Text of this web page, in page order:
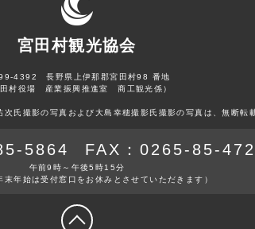
宮田村観光協会
4392 長野県上伊那郡宮田村98 番地
田村役場 産業振興推進室 商工観光係）
氏撮影の写真および大島幸穂撮影氏撮影の写真は、無断転
5864 FAX： 0265-85-
午前9時～午後5時15分
末年始は受付窓口をお休みとさせていただきます）